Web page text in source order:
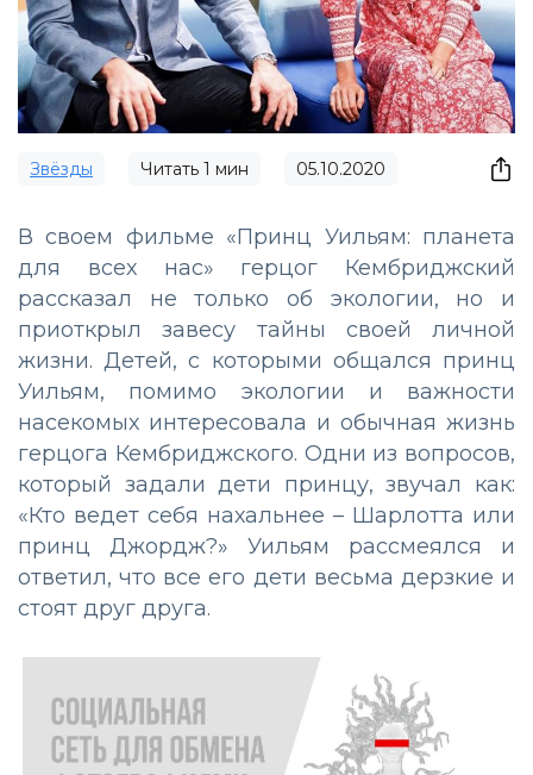
Звёзды Читать 1 мин 05.10.2020
В своем фильме «Принц Уильям: планета
для всех нас» герцог Кембриджский
рассказал не только об экологии, но и
приоткрыл завесу тайны своей личной
жизни. Детей, с которыми общался принц
Уильям, помимо экологии и важности
насекомых интересовала и обычная жизнь
герцога Кембриджского. Одни из вопросов,
который задали дети принцу, звучал как:
«Кто ведет себя нахальнее – Шарлотта или
принц Джордж?» Уильям рассмеялся и
ответил, что все его дети весьма дерзкие и
стоят друг друга.